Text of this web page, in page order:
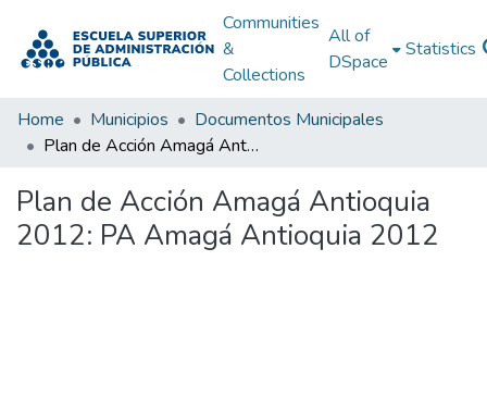
Communities
&
Collections
All of
DSpace
Statistics
Home Municipios
Documentos Municipales
Plan de Acción Amagá Antioquia 2012: PA Amagá Antioquia 2012
Plan de Acción Amagá Antioquia
2012: PA Amagá Antioquia 2012